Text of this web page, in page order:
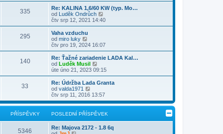
v
e
k
n
í
p
ř
í
s
p
ě
v
e
k
s
l
n
í
s
v
e
k
i
t
p
o
s
l
d
n
í
p
ř
í
s
p
ě
v
e
k
a
z
i
t
p
o
s
l
e
d
n
í
p
ř
í
s
p
ě
e
k
335
Re: KALINA 1,6/60 KW (typ. Mo…
od Luděk Ondrůch
o
b
z
p
o
s
e
n
í
ř
í
s
čtv srp 12, 2021 14:40
295
Vaha vzduchu
od miro luky
o
b
r
a
z
p
o
s
l
d
n
í
čtv pro 19, 2024 16:07
140
Re: Ťažné zariadenie LADA Kal…
od Luděk Musil
o
b
r
z
t
p
o
s
l
úte úno 21, 2023 09:15
33
Re: Údržba Lada Granta
od valda1971
o
b
r
a
t
čtv srp 11, 2016 13:57
PŘÍSPĚVKY POSLEDNÍ PŘÍSPĚVEK
5346
Re: Majova 2172 - 1.8 6q